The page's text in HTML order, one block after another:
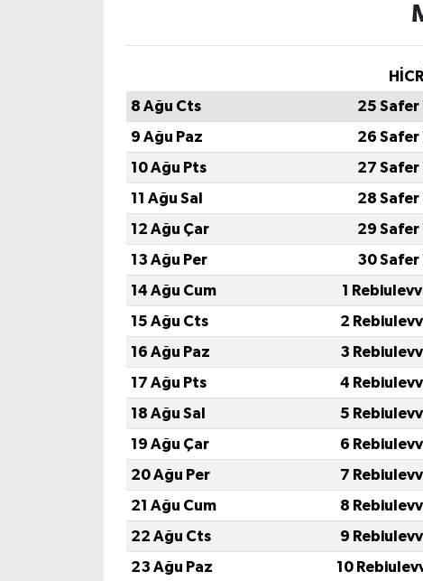
HİCRİ
8 Ağu Cts
25 Safer
9 Ağu Paz
26 Safer
10 Ağu Pts
27 Safer
11 Ağu Sal
28 Safer
12 Ağu Çar
29 Safer
13 Ağu Per
30 Safer
14 Ağu Cum
1
15 Ağu Cts
2
16 Ağu Paz
3
17 Ağu Pts
4
18 Ağu Sal
5
19 Ağu Çar
6
20 Ağu Per
7
21 Ağu Cum
8
22 Ağu Cts
9
23 Ağu Paz
10